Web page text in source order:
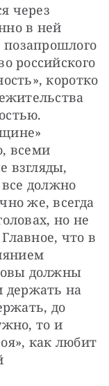
через
в ней
российского
коротко
всеми
взгляды,
должно
же, всегда
но не
что в
должны
держать на
до
то и
как любит